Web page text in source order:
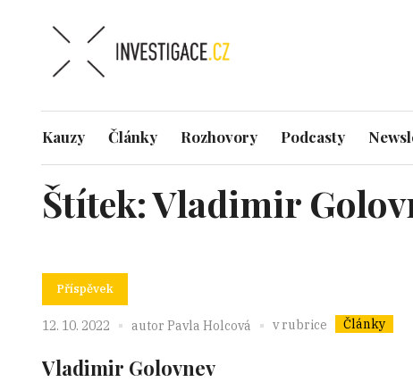
Kauzy Články Rozhovory Podcasty
Štítek:Vladimir
Příspěvek
12. 10. 2022 autor Pavla Holcová v rubrice Články
Vladimir Golovnev